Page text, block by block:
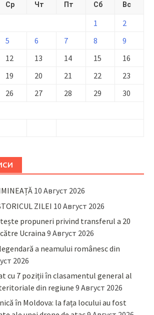
Ср Чт Пт Сб Вс
1
2
5 6 7 8
9
12 13 14 15
16
19 20 21 22
23
26 27 28 29
30
10 Август 2026
ZILEI 10 Август 2026
propuneri privind transferul a 20
Ucraina 9 Август 2026
a neamului românesc din
2026
cu 7 poziții în clasamentul general al
din regiune 9 Август 2026
în Moldova: la fața locului au fost